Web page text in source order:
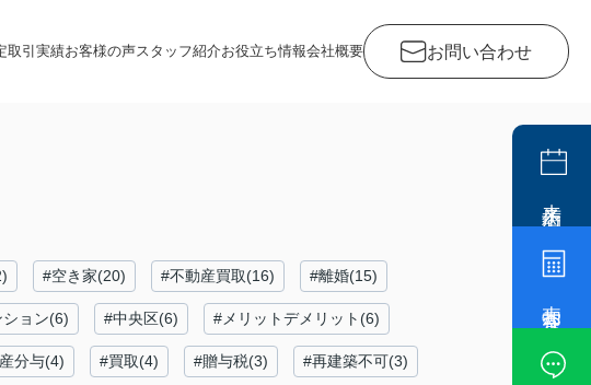
取引実績お客様の声スタッフ紹介お役立ち情報会社概要 お問い合わせ
#空き家(20) #不動産買取(16) #離婚(15)
ョン(6) #中央区(6) #メリットデメリット(6)
分与(4) #買取(4) #贈与税(3) #再建築不可(3)